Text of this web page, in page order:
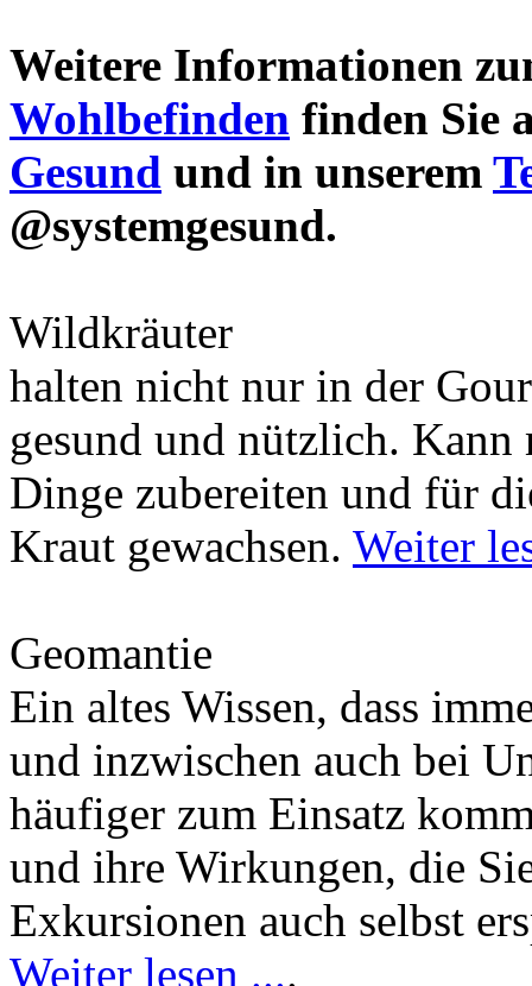
Weitere Informationen
Wohlbefinden finden Sie
Gesund und in unserem
@systemgesund.
Wildkräuter
halten nicht nur in der
gesund und nützlich.
Dinge zubereiten und für
Kraut gewachsen. Weiter
Geomantie
Ein altes Wissen, dass
und inzwischen auch bei
häufiger zum Einsatz
und ihre Wirkungen, die
Exkursionen auch selbst
Weiter lesen ....